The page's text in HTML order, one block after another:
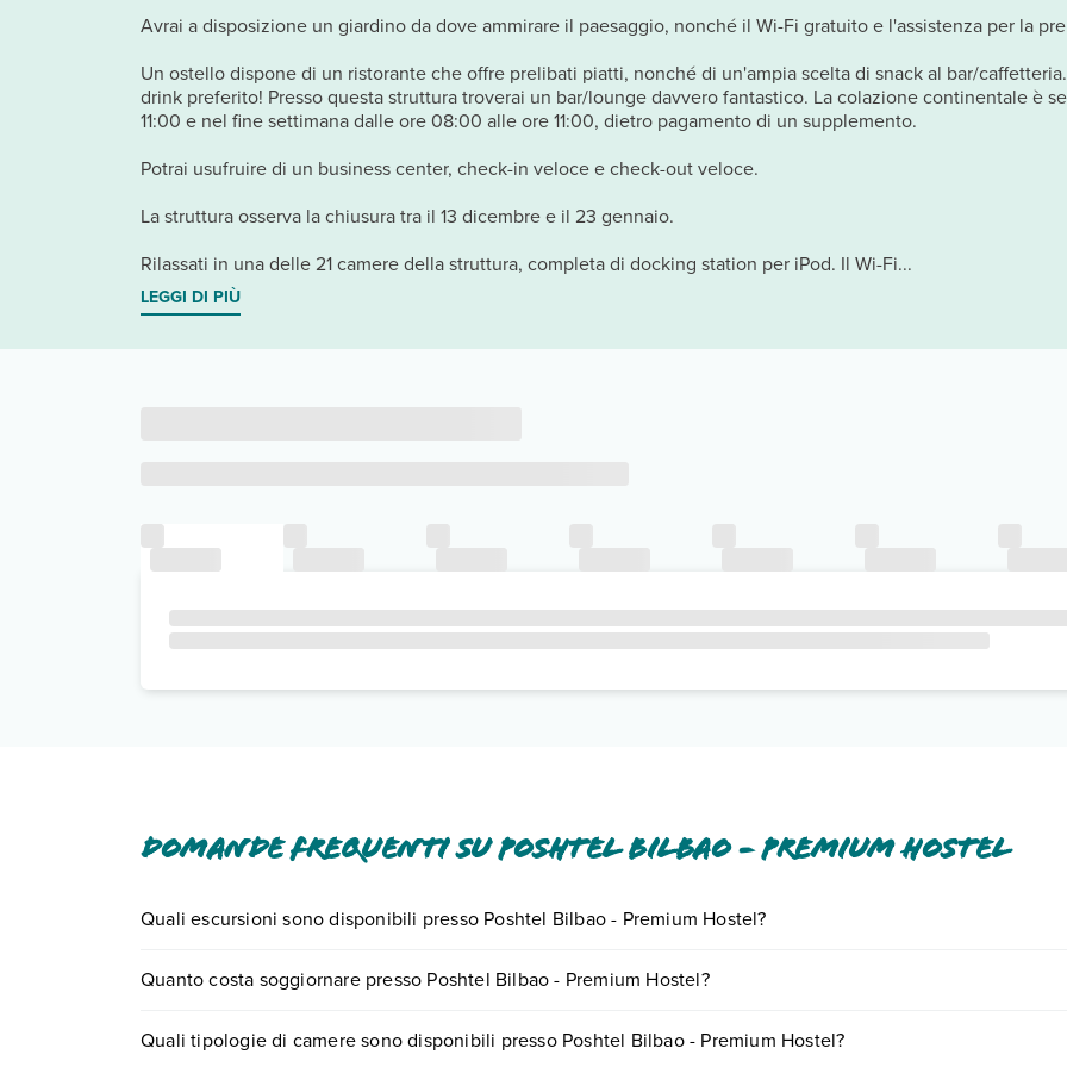
Avrai a disposizione un giardino da dove ammirare il paesaggio, nonché il Wi-Fi gratuito e l'assistenza per la
Un ostello dispone di un ristorante che offre prelibati piatti, nonché di un'ampia scelta di snack al bar/
drink preferito! Presso questa struttura troverai un bar/lounge davvero fantastico. La colazione continentale è
11:00 e nel fine settimana dalle ore 08:00 alle ore 11:00, dietro pagamento di un supplemento.
Potrai usufruire di un business center, check-in veloce e check-out veloce.
La struttura osserva la chiusura tra il 13 dicembre e il 23 gennaio.
Rilassati in una delle 21 camere della struttura, completa di docking station per iPod. Il Wi-Fi...
LEGGI DI PIÙ
Domande frequenti su Poshtel Bilbao - Premium Hostel
Quali escursioni sono disponibili presso Poshtel Bilbao - Premium Hostel?
il numero 0721.17231 oprenotando un appuntamento.
Quanto costa soggiornare presso Poshtel Bilbao - Premium Hostel?
ricerca e scegli quando partire.
Quali tipologie di camere sono disponibili presso Poshtel Bilbao - Premium Hostel?